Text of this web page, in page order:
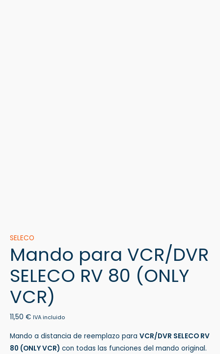
SELECO
Mando para VCR/DVR
SELECO RV 80 (ONLY
VCR)
11,50 € IVA incluido
Mando a distancia de reemplazo para VCR/DVR SELECO RV
80 (ONLY VCR) con todas las funciones del mando original.